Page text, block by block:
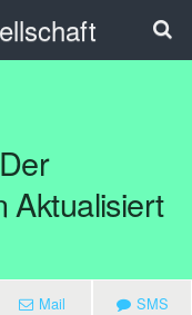
Aktualisiert
Mail SMS